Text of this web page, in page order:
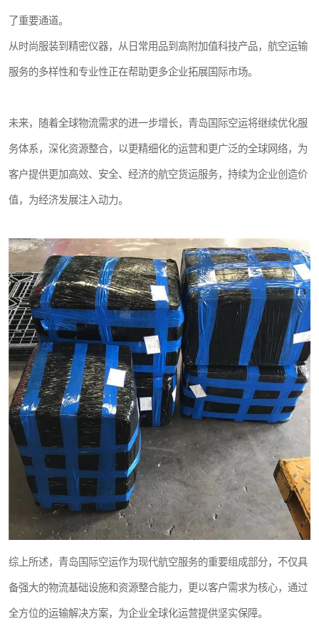
了重要通道。
从时尚服装到精密仪器，从日常用品到高附加值科技产品，航空运输
服务的多样性和专业性正在帮助更多企业拓展国际市场。
未来，随着全球物流需求的进一步增长，青岛国际空运将继续优化服
务体系，深化资源整合，以更精细化的运营和更广泛的全球网络，为
客户提供更加高效、安全、经济的航空货运服务，持续为企业创造价
值，为经济发展注入动力。
综上所述，青岛国际空运作为现代航空服务的重要组成部分，不仅具
备强大的物流基础设施和资源整合能力，更以客户需求为核心，通过
全方位的运输解决方案，为企业全球化运营提供坚实保障。